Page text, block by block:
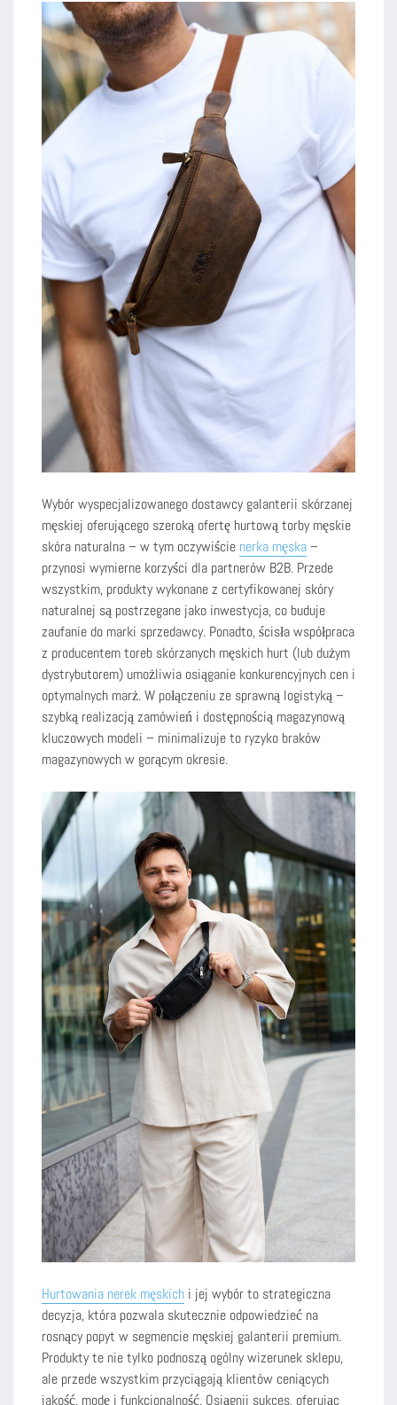
Wybór wyspecjalizowanego dostawcy galanterii skórzanej
męskiej oferującego szeroką ofertę hurtową torby męskie
skóra naturalna – w tym oczywiście nerka męska–
przynosi wymierne korzyści dla partnerów B2B. Przede
wszystkim, produkty wykonane z certyfikowanej skóry
naturalnej są postrzegane jako inwestycja, co buduje
zaufanie do marki sprzedawcy. Ponadto, ścisła współpraca
z producentem toreb skórzanych męskich hurt (lub dużym
dystrybutorem) umożliwia osiąganie konkurencyjnych cen i
optymalnych marż. W połączeniu ze sprawną logistyką –
szybką realizacją zamówień i dostępnością magazynową
kluczowych modeli – minimalizuje to ryzyko braków
magazynowych w gorącym okresie.
Hurtowania nerek męskich i jej wybór to strategiczna
decyzja, która pozwala skutecznie odpowiedzieć na
rosnący popyt w segmencie męskiej galanterii premium.
Produkty te nie tylko podnoszą ogólny wizerunek sklepu,
ale przede wszystkim przyciągają klientów ceniących
jakość, modę i funkcjonalność. Osiągnij sukces, oferując